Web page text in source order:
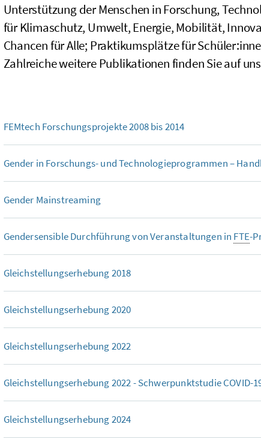
Unterstützung der Menschen in Forschung,
für Klimaschutz, Umwelt, Energie, Mobilität,
Chancen für Alle; Praktikumsplätze für
Zahlreiche weitere Publikationen finden Sie auf
FEMtech Forschungsprojekte 2008 bis 2014
Gender in Forschungs- und Technologieprogrammen –
Gender Mainstreaming
Gendersensible Durchführung von Veranstaltungen in FTE-
Gleichstellungserhebung 2018
Gleichstellungserhebung 2020
Gleichstellungserhebung 2022
Gleichstellungserhebung 2022 - Schwerpunktstudie
Gleichstellungserhebung 2024